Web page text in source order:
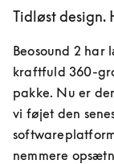
Tidløst design.
Beosound 2 har
kraftfuld 360-
pakke. Nu er
vi føjet den
nemmere